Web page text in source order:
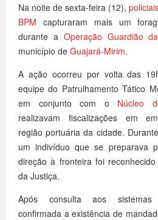
Na noite de sexta-feira (12),
BPM capturaram mais um
durante a Operação Guardião
município de Guajará-Mirim.
A ação ocorreu por volta das
equipe do Patrulhamento Tático
em conjunto com o Núcleo
realizavam fiscalizações em
região portuária da cidade.
um indivíduo que se preparava
direção à fronteira foi
da Justiça.
Após consulta aos
confirmada a existência de